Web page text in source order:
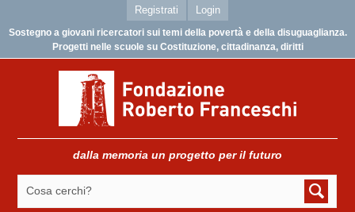
Registrati Login
Sostegno a giovani ricercatori sui temi della povertà e della disuguaglianza.
Progetti nelle scuole su Costituzione, cittadinanza, diritti
dalla memoria un progetto per il futuro